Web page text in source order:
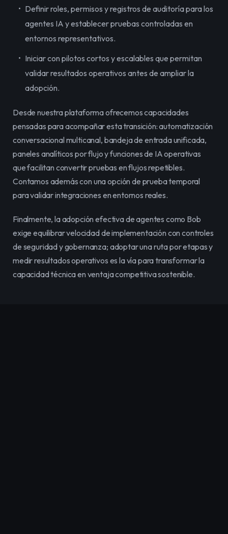
Definir roles, permisos y registros de auditoría para los
agentes IA y establecer pruebas controladas en
entornos representativos.
Iniciar con pilotos cortos y escalables que permitan
validar resultados operativos antes de ampliar la
adopción.
Desde nuestra plataforma ofrecemos capacidades
pensadas para acompañar esta transición: automatización
conversacional multicanal, bandeja de entrada unificada,
paneles analíticos por flujo y funciones de IA operativas
que facilitan convertir pruebas en flujos repetibles.
Contamos además con una opción de prueba temporal
para validar integraciones en entornos reales.
Finalmente, la adopción efectiva de agentes como Bob
exige equilibrar velocidad de implementación con controles
de seguridad y gobernanza; adoptar una ruta por etapas y
medir resultados operativos es la vía para transformar la
capacidad técnica en ventaja competitiva sostenible.